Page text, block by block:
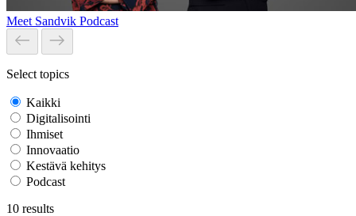
Meet Sandvik Podcast
Select topics
Kaikki
Digitalisointi
Ihmiset
Innovaatio
Kestävä kehitys
Podcast
10 results